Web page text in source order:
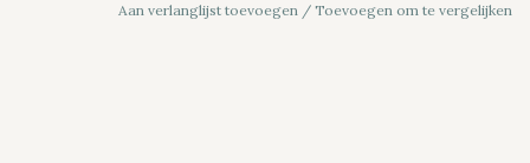
Aan verlanglijst toevoegen / Toevoegen om te vergelijken